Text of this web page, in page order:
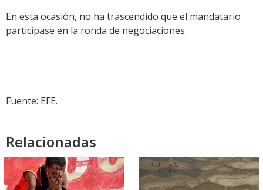
En esta ocasión, no ha trascendido que el mandatario
participase en la ronda de negociaciones.
Fuente: EFE.
Relacionadas